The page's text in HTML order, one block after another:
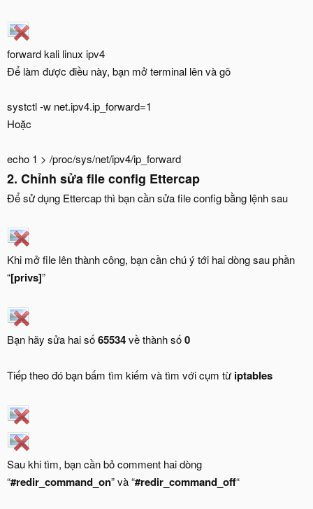
forward kali linux ipv4
Để làm được điều này, bạn mở terminal lên và gõ
systctl -w net.ipv4.ip_forward=1
Hoặc
echo 1 > /proc/sys/net/ipv4/ip_forward
2. Chỉnh sửa file config Ettercap
Để sử dụng Ettercap thì bạn cần sửa file config bằng lệnh sau
Khi mở file lên thành công, bạn cần chú ý tới hai dòng sau phần
“[privs]”
Bạn hãy sửa hai số65534về thành số0
Tiếp theo đó bạn bấm tìm kiếm và tìm với cụm từ iptables
Sau khi tìm, bạn cần bỏ comment hai dòng
“#redir_command_on” và “#redir_command_off“